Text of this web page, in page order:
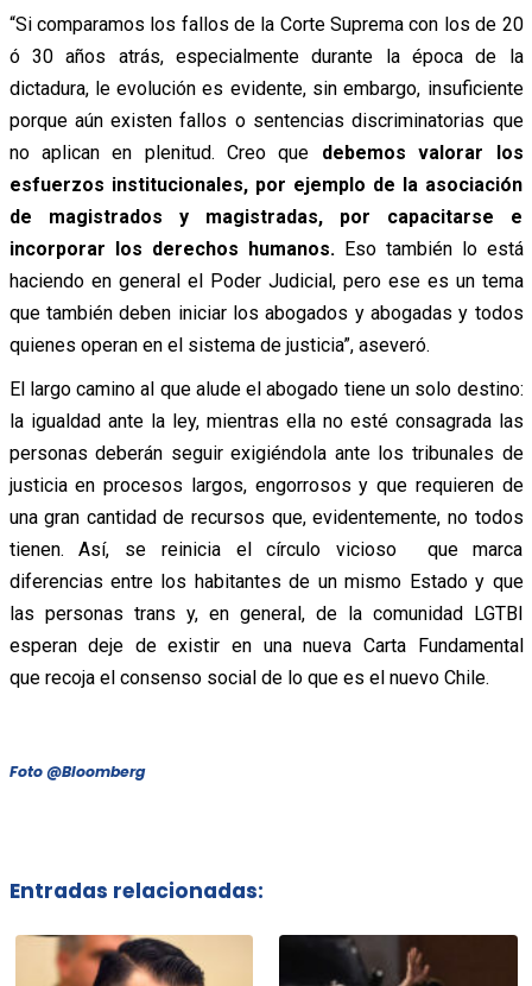
“Si comparamos los fallos de la Corte Suprema con los de 20
ó 30 años atrás, especialmente durante la época de la
dictadura, le evolución es evidente, sin embargo, insuficiente
porque aún existen fallos o sentencias discriminatorias que
no aplican en plenitud. Creo que debemos valorar los
esfuerzos institucionales, por ejemplo de la asociación
de magistrados y magistradas, por capacitarse e
incorporar los derechos humanos.Eso también lo está
haciendo en general el Poder Judicial, pero ese es un tema
que también deben iniciar los abogados y abogadas y todos
quienes operan en el sistema de justicia”, aseveró.
El largo camino al que alude el abogado tiene un solo destino:
la igualdad ante la ley, mientras ella no esté consagrada las
personas deberán seguir exigiéndola ante los tribunales de
justicia en procesos largos, engorrosos y que requieren de
una gran cantidad de recursos que, evidentemente, no todos
tienen. Así, se reinicia el círculo vicioso que marca
diferencias entre los habitantes de un mismo Estado y que
las personas trans y, en general, de la comunidad LGTBI
esperan deje de existir en una nueva Carta Fundamental
que recoja el consenso social de lo que es el nuevo Chile.
Foto @Bloomberg
Entradas relacionadas: